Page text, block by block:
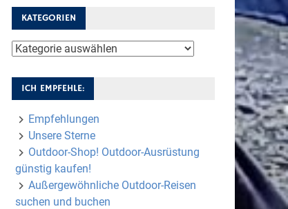
KATEGORIEN
Kategorien
ICH EMPFEHLE:
Empfehlungen
Unsere Sterne
Outdoor-Shop! Outdoor-Ausrüstung
günstig kaufen!
Außergewöhnliche Outdoor-Reisen
suchen und buchen